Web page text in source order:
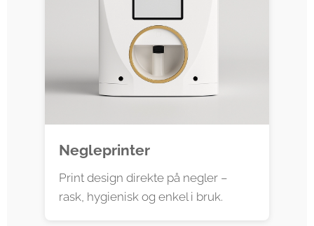
Negleprinter
Print design direkte på negler –
rask, hygienisk og enkel i bruk.